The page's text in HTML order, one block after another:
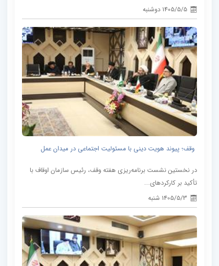
1405/5/5 دوشنبه
وقف؛ پیوند هویت دینی با مسئولیت اجتماعی در میدان عمل
در نخستین نشست برنامه‌ریزی هفته وقف، رئیس سازمان اوقاف با
تأکید بر کارکردهای...
1405/5/3 شنبه